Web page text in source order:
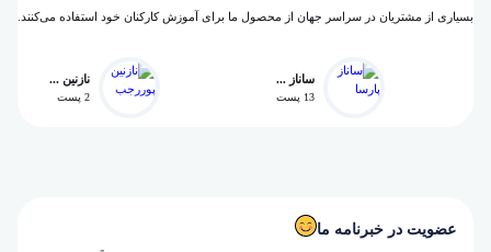
بسیاری از مشتریان در سراسر جهان از محصول ما برای آموزش کارکنان خود استفاده می‌کنند.
ساناز ...
13 پست
نازنین ...
2 پست
عضویت در خبرنامه ما